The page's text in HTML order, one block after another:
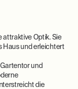
attraktive Optik. Sie
Haus und erleichtert
und
die